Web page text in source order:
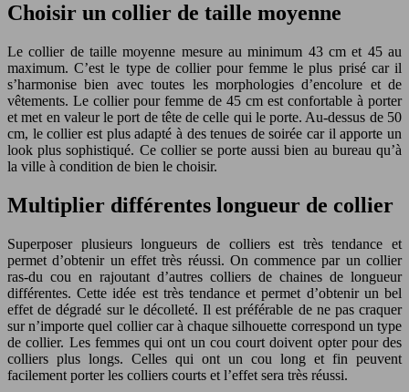
Choisir un collier de taille moyenne
Le collier de taille moyenne mesure au minimum 43 cm et 45 au
maximum. C’est le type de collier pour femme le plus prisé car il
s’harmonise bien avec toutes les morphologies d’encolure et de
vêtements. Le collier pour femme de 45 cm est confortable à porter
et met en valeur le port de tête de celle qui le porte. Au-dessus de 50
cm, le collier est plus adapté à des tenues de soirée car il apporte un
look plus sophistiqué. Ce collier se porte aussi bien au bureau qu’à
la ville à condition de bien le choisir.
Multiplier différentes longueur de collier
Superposer plusieurs longueurs de colliers est très tendance et
permet d’obtenir un effet très réussi. On commence par un collier
ras-du cou en rajoutant d’autres colliers de chaines de longueur
différentes. Cette idée est très tendance et permet d’obtenir un bel
effet de dégradé sur le décolleté. Il est préférable de ne pas craquer
sur n’importe quel collier car à chaque silhouette correspond un type
de collier. Les femmes qui ont un cou court doivent opter pour des
colliers plus longs. Celles qui ont un cou long et fin peuvent
facilement porter les colliers courts et l’effet sera très réussi.